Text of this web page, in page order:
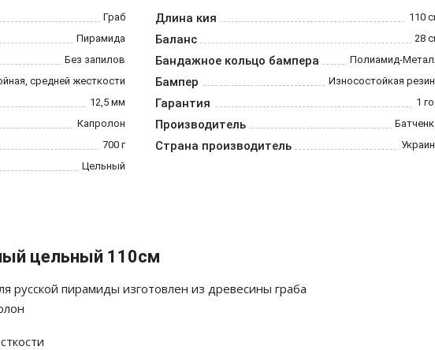
Граб
Пирамида
Без запилов
средней жесткости
12,5 мм
Капролон
700 г
Цельный
Длина кия 110
Баланс 28
Бандажное кольцо бампера Полиамид-
Бампер Износостойкая
Гарантия 1
Производитель
Страна производитель
цельный 110см
русской пирамиды изготовлен из древесины граба